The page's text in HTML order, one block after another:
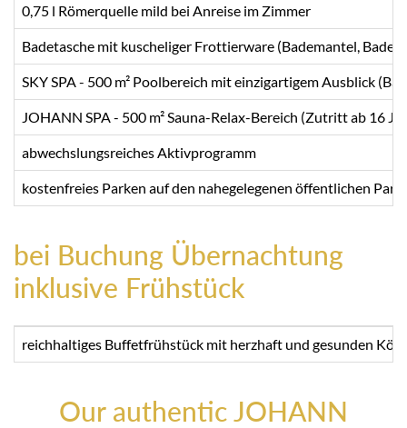
0,75 l Römerquelle mild bei Anreise im Zimmer
Badetasche mit kuscheliger Frottierware (Bademantel,
SKY SPA - 500 m² Poolbereich mit einzigartigem Ausblick
JOHANN SPA - 500 m² Sauna-Relax-Bereich (Zutritt ab 16
abwechslungsreiches Aktivprogramm
kostenfreies Parken auf den nahegelegenen öffentlichen
bei Buchung Übernachtung
inklusive Frühstück
reichhaltiges Buffetfrühstück mit herzhaft und gesunden
Our authentic JOHANN